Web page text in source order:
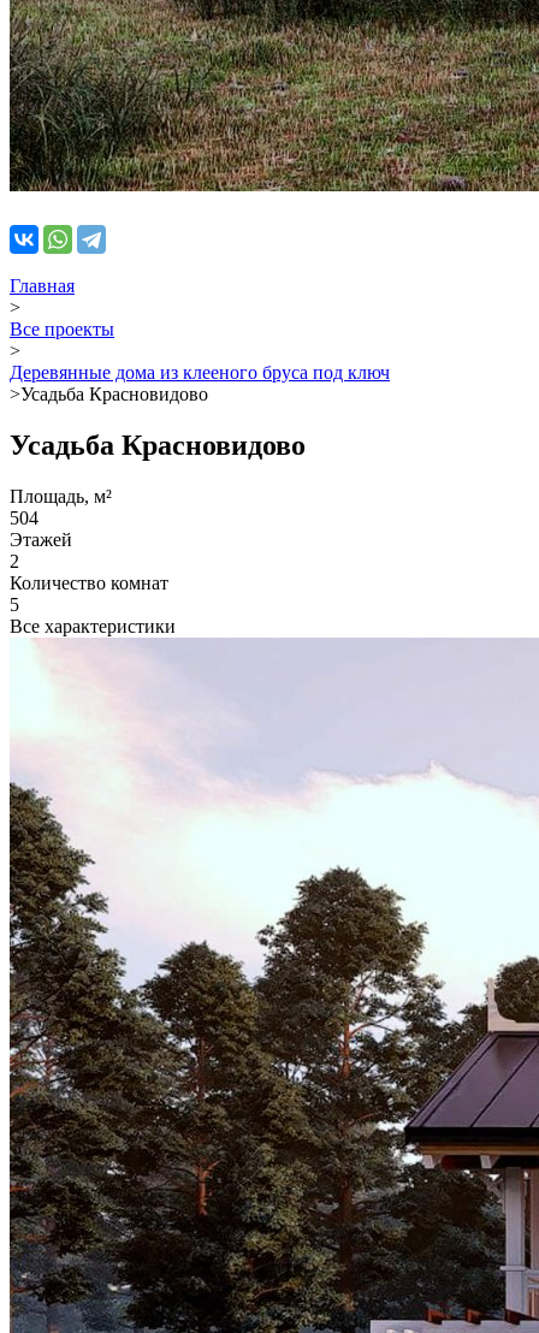
Главная
>
Все проекты
>
Деревянные дома из клееного бруса под ключ
>Усадьба Красновидово
Усадьба Красновидово
Площадь, м²
504
Этажей
2
Количество комнат
5
Все характеристики